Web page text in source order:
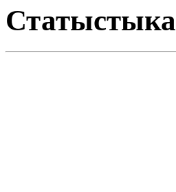
Статыстыка